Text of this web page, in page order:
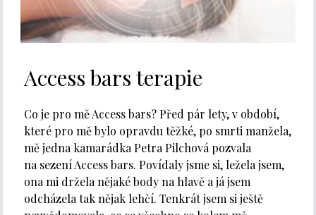
Access bars terapie
Co je pro mě Access bars? Před pár lety, v období,
které pro mě bylo opravdu těžké, po smrti manžela,
mě jedna kamarádka Petra Pilchová pozvala
na sezení Access bars. Povídaly jsme si, ležela jsem,
ona mi držela nějaké body na hlavě a já jsem
odcházela tak nějak lehčí. Tenkrát jsem si ještě